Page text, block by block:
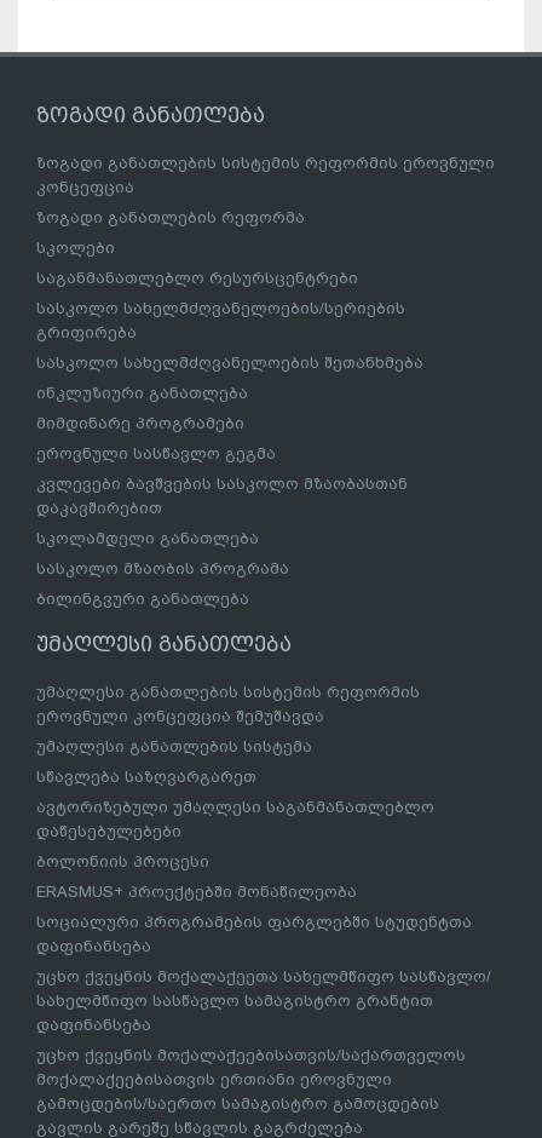
ზოგადი განათლება
ზოგადი განათლების სისტემის რეფორმის ეროვნული
კონცეფცია
ზოგადი განათლების რეფორმა
სკოლები
საგანმანათლებლო რესურსცენტრები
სასკოლო სახელმძღვანელოების/სერიების
გრიფირება
სასკოლო სახელმძღვანელოების შეთანხმება
ინკლუზიური განათლება
მიმდინარე პროგრამები
ეროვნული სასწავლო გეგმა
კვლევები ბავშვების სასკოლო მზაობასთან
დაკავშირებით
სკოლამდელი განათლება
სასკოლო მზაობის პროგრამა
ბილინგვური განათლება
უმაღლესი განათლება
უმაღლესი განათლების სისტემის რეფორმის
ეროვნული კონცეფცია შემუშავდა
უმაღლესი განათლების სისტემა
სწავლება საზღვარგარეთ
ავტორიზებული უმაღლესი საგანმანათლებლო
დაწესებულებები
ბოლონიის პროცესი
ERASMUS+ პროექტებში მონაწილეობა
სოციალური პროგრამების ფარგლებში სტუდენტთა
დაფინანსება
უცხო ქვეყნის მოქალაქეეთა სახელმწიფო სასწავლო/
სახელმწიფო სასწავლო სამაგისტრო გრანტით
დაფინანსება
უცხო ქვეყნის მოქალაქეებისათვის/საქართველოს
მოქალაქეებისათვის ერთიანი ეროვნული
გამოცდების/საერთო სამაგისტრო გამოცდების
გავლის გარეშე სწავლის გაგრძელება